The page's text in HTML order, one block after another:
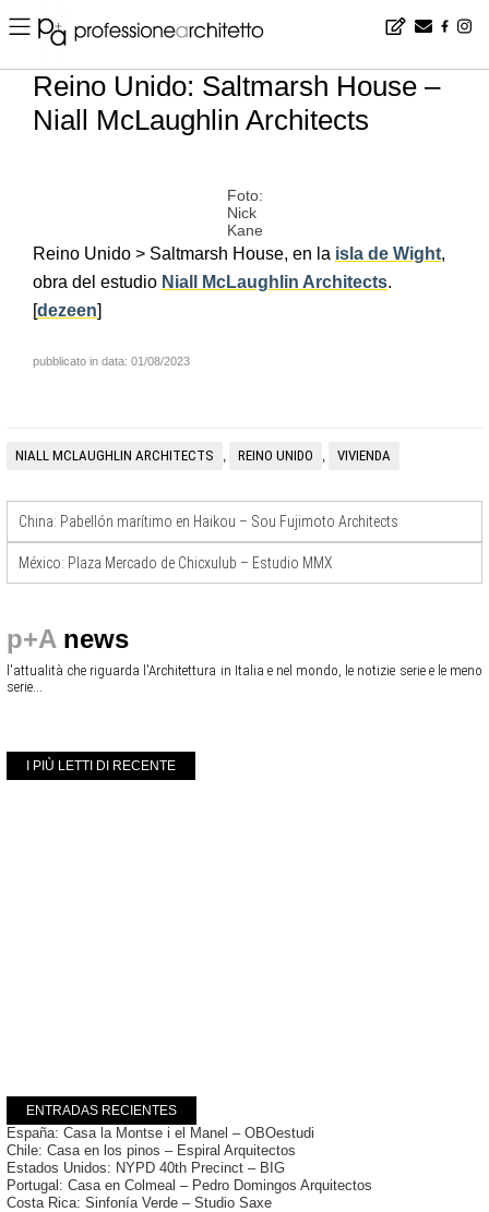
Home ▪ news ▪ es ▪ Reino Unido: Saltmarsh House – Niall McLaughlin Architects
Reino Unido: Saltmarsh House –
Niall McLaughlin Architects
Foto:
Nick
Kane
Reino Unido > Saltmarsh House, en la isla de Wight,
obra del estudio Niall McLaughlin Architects.
[dezeen]
pubblicato in data: 01/08/2023
NIALL MCLAUGHLIN ARCHITECTS , REINO UNIDO , VIVIENDA
China: Pabellón marítimo en Haikou – Sou Fujimoto Architects
México: Plaza Mercado de Chicxulub – Estudio MMX
p+A news
l'attualità che riguarda l'Architettura in Italia e nel mondo, le notizie serie e le meno
serie...
I PIÙ LETTI DI RECENTE
ENTRADAS RECIENTES
España: Casa la Montse i el Manel – OBOestudi
Chile: Casa en los pinos – Espiral Arquitectos
Estados Unidos: NYPD 40th Precinct – BIG
Portugal: Casa en Colmeal – Pedro Domingos Arquitectos
Costa Rica: Sinfonía Verde – Studio Saxe